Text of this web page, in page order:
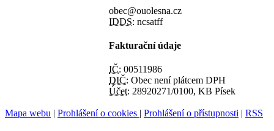
obec@ouolesna.cz
IDDS: ncsatff
Fakturační údaje
IČ: 00511986
DIČ: Obec není plátcem DPH
Účet: 28920271/0100, KB Písek
Mapa webu | Prohlášení o cookies | Prohlášení o přístupnosti | RSS